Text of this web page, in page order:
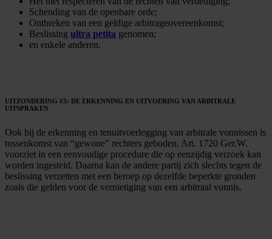
Schending van de openbare orde;
Ontbreken van een geldige arbitrageovereenkomst;
Beslissing ultra petita genomen;
en enkele anderen.
UITZONDERING #3: DE ERKENNING EN UITVOERING VAN ARBITRALE
UITSPRAKEN
Ook bij de erkenning en tenuitvoerlegging van arbitrale vonnissen is
tussenkomst van “gewone” rechters geboden. Art. 1720 Ger.W.
voorziet in een eenvoudige procedure die op eenzijdig verzoek kan
worden ingesteld. Daarna kan de andere partij zich slechts tegen de
beslissing verzetten met een beroep op dezelfde beperkte gronden
zoals die gelden voor de vernietiging van een arbitraal vonnis.